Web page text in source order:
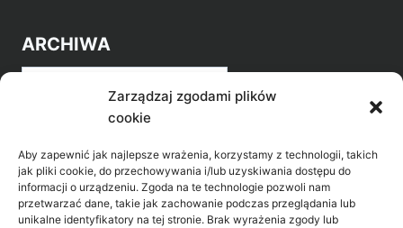
Zarządzaj zgodami plików
cookie
Aby zapewnić jak najlepsze wrażenia, korzystamy z technologii, takich
jak pliki cookie, do przechowywania i/lub uzyskiwania dostępu do
informacji o urządzeniu. Zgoda na te technologie pozwoli nam
przetwarzać dane, takie jak zachowanie podczas przeglądania lub
unikalne identyfikatory na tej stronie. Brak wyrażenia zgody lub
ARCHIWA
Archiwa
POZNAJ LEPIEJ NASZ REGION